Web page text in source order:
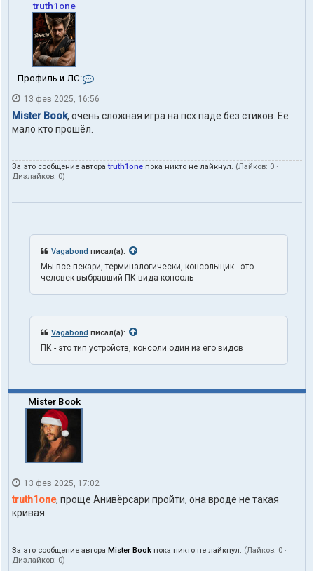
truth1one
Профиль и ЛС:
н
а
п
ь
в
т
е
л
r
t
h
e
13 фев 2025, 16:56
Mister Book, очень сложная игра на псх паде без стиков. Её
мало кто прошёл.
За это сообщение автораtruth1one пока никто не лайкнул. (Лайков: 0 ·
Дизлайков: 0)
Vagabond писал(а):
Мы все пекари, терминалогически, консольщик - это
человек выбравший ПК вида консоль
Vagabond писал(а):
ПК - это тип устройств, консоли один из его видов
Mister Book
13 фев 2025, 17:02
truth1one, проще Анивёрсари пройти, она вроде не такая
кривая.
За это сообщение автора Mister Book пока никто не лайкнул. (Лайков: 0 ·
Дизлайков: 0)